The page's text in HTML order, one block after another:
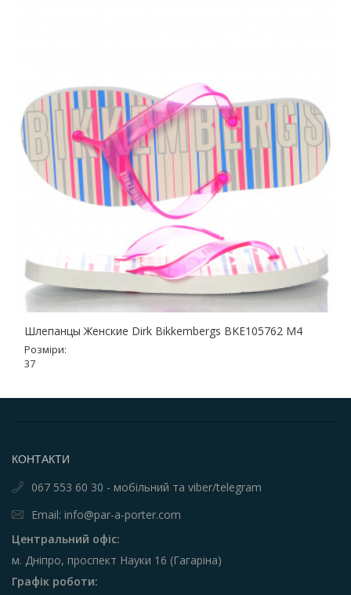
Шлепанцы Женские Dirk Bikkembergs BKE105762 M4
Розміри:
37
КОНТАКТИ
067 553 60 30 - мобільний та viber/telegram
Email: info@par-a-porter.com
Центральний офіс:
м. Дніпро, проспект Науки 16 (Гагаріна)
Графік роботи: